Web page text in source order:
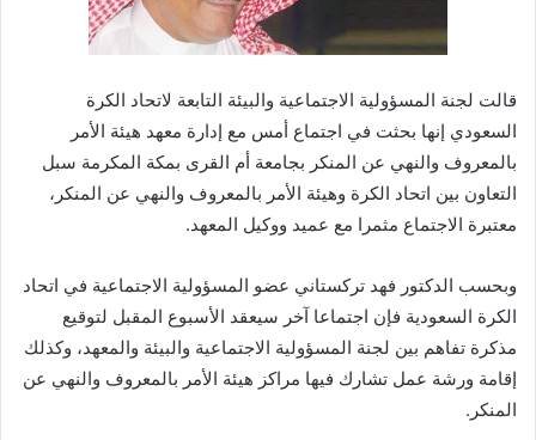
قالت لجنة المسؤولية الاجتماعية والبيئة التابعة لاتحاد الكرة
السعودي إنها بحثت في اجتماع أمس مع إدارة معهد هيئة الأمر
بالمعروف والنهي عن المنكر بجامعة أم القرى بمكة المكرمة سبل
التعاون بين اتحاد الكرة وهيئة الأمر بالمعروف والنهي عن المنكر،
معتبرة الاجتماع مثمرا مع عميد ووكيل المعهد.
وبحسب الدكتور فهد تركستاني عضو المسؤولية الاجتماعية في اتحاد
الكرة السعودية فإن اجتماعا آخر سيعقد الأسبوع المقبل لتوقيع
مذكرة تفاهم بين لجنة المسؤولية الاجتماعية والبيئة والمعهد، وكذلك
إقامة ورشة عمل تشارك فيها مراكز هيئة الأمر بالمعروف والنهي عن
المنكر.